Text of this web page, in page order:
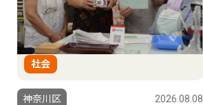
社会
神奈川区 2026.08.08